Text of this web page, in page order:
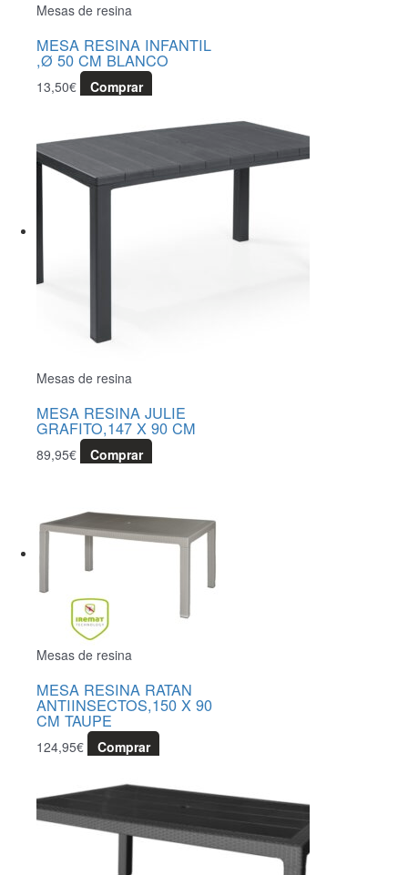
Mesas de resina
MESA RESINA INFANTIL
,Ø 50 CM BLANCO
13,50€ Comprar
Mesas de resina
MESA RESINA JULIE
GRAFITO,147 X 90 CM
89,95€ Comprar
Mesas de resina
MESA RESINA RATAN
ANTIINSECTOS,150 X 90
CM TAUPE
124,95€ Comprar